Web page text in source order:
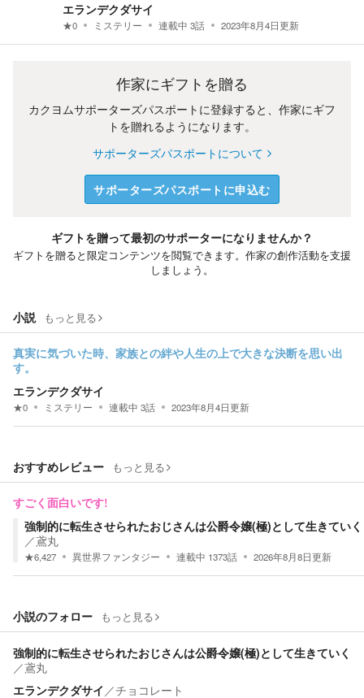
エランデクダサイ
★0 ミステリー 連載中 3話 2023年8月4日更新
作家にギフトを贈る
カクヨムサポーターズパスポートに登録すると、作家にギフ
トを贈れるようになります。
サポーターズパスポートについて
サポーターズパスポートに申込む
ギフトを贈って最初のサポーターになりませんか？
ギフトを贈ると限定コンテンツを閲覧できます。作家の創作活動を支援
しましょう。
小説 もっと見る
真実に気づいた時、家族との絆や人生の上で大きな決断を思い出
す。
エランデクダサイ
★0 ミステリー 連載中 3話 2023年8月4日更新
おすすめレビュー もっと見る
すごく面白いです!
強制的に転生させられたおじさんは公爵令嬢(極)として生きていく
／鳶丸
★6,427 異世界ファンタジー 連載中 1373話 2026年8月8日更新
小説のフォロー もっと見る
強制的に転生させられたおじさんは公爵令嬢(極)として生きていく
／鳶丸
エランデクダサイ ／チョコレート